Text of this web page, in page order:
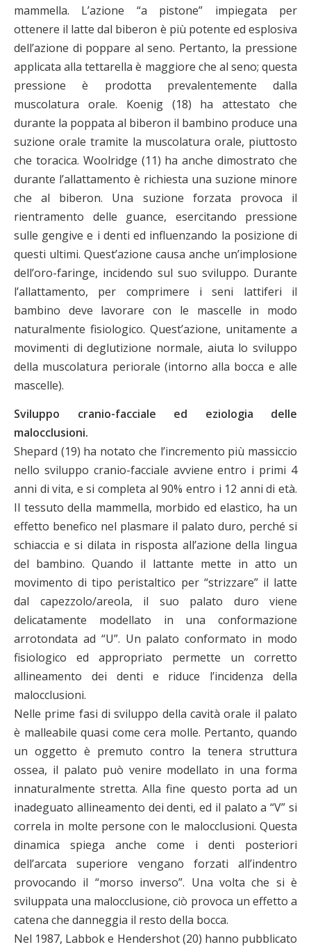
mammella. L’azione “a pistone” impiegata per
ottenere il latte dal biberon è più potente ed esplosiva
dell’azione di poppare al seno. Pertanto, la pressione
applicata alla tettarella è maggiore che al seno; questa
pressione è prodotta prevalentemente dalla
muscolatura orale. Koenig (18) ha attestato che
durante la poppata al biberon il bambino produce una
suzione orale tramite la muscolatura orale, piuttosto
che toracica. Woolridge (11) ha anche dimostrato che
durante l’allattamento è richiesta una suzione minore
che al biberon. Una suzione forzata provoca il
rientramento delle guance, esercitando pressione
sulle gengive e i denti ed influenzando la posizione di
questi ultimi. Quest’azione causa anche un’implosione
dell’oro-faringe, incidendo sul suo sviluppo. Durante
l’allattamento, per comprimere i seni lattiferi il
bambino deve lavorare con le mascelle in modo
naturalmente fisiologico. Quest’azione, unitamente a
movimenti di deglutizione normale, aiuta lo sviluppo
della muscolatura periorale (intorno alla bocca e alle
mascelle).
Sviluppo cranio-facciale ed eziologia delle
malocclusioni.
Shepard (19) ha notato che l’incremento più massiccio
nello sviluppo cranio-facciale avviene entro i primi 4
anni di vita, e si completa al 90% entro i 12 anni di età.
Il tessuto della mammella, morbido ed elastico, ha un
effetto benefico nel plasmare il palato duro, perché si
schiaccia e si dilata in risposta all’azione della lingua
del bambino. Quando il lattante mette in atto un
movimento di tipo peristaltico per “strizzare” il latte
dal capezzolo/areola, il suo palato duro viene
delicatamente modellato in una conformazione
arrotondata ad “U”. Un palato conformato in modo
fisiologico ed appropriato permette un corretto
allineamento dei denti e riduce l’incidenza della
malocclusioni.
Nelle prime fasi di sviluppo della cavità orale il palato
è malleabile quasi come cera molle. Pertanto, quando
un oggetto è premuto contro la tenera struttura
ossea, il palato può venire modellato in una forma
innaturalmente stretta. Alla fine questo porta ad un
inadeguato allineamento dei denti, ed il palato a “V” si
correla in molte persone con le malocclusioni. Questa
dinamica spiega anche come i denti posteriori
dell’arcata superiore vengano forzati all’indentro
provocando il “morso inverso”. Una volta che si è
sviluppata una malocclusione, ciò provoca un effetto a
catena che danneggia il resto della bocca.
Nel 1987, Labbok e Hendershot (20) hanno pubblicato